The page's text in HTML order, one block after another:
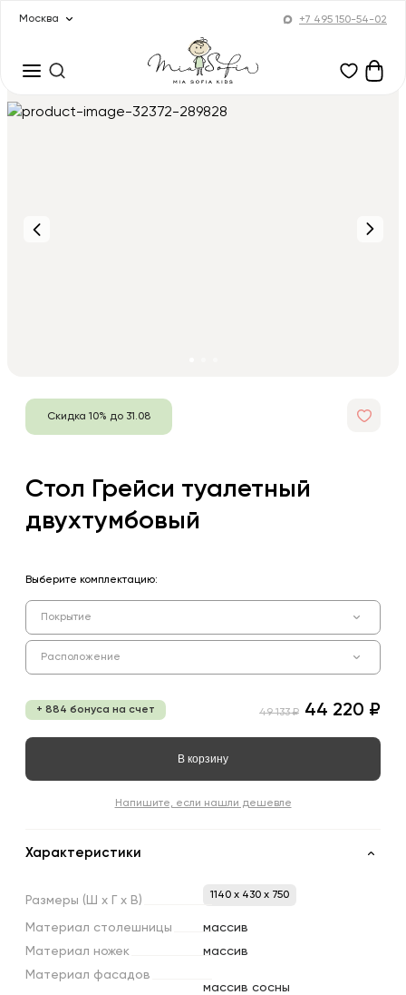
Москва +7 495 150-54-02
Скидка 10% до 31.08
Стол Грейси туалетный
двухтумбовый
Выберите комплектацию:
Покрытие
Расположение
+ 884 бонуса на счет 49 133 ₽ 44 220 ₽
В корзину
Напишите, если нашли дешевле
Характеристики
Размеры (Ш х х В) 1140 x 430 x 750
Материал столешницы
массив
Материал ножек
массив
Материал фасадов
массив сосны